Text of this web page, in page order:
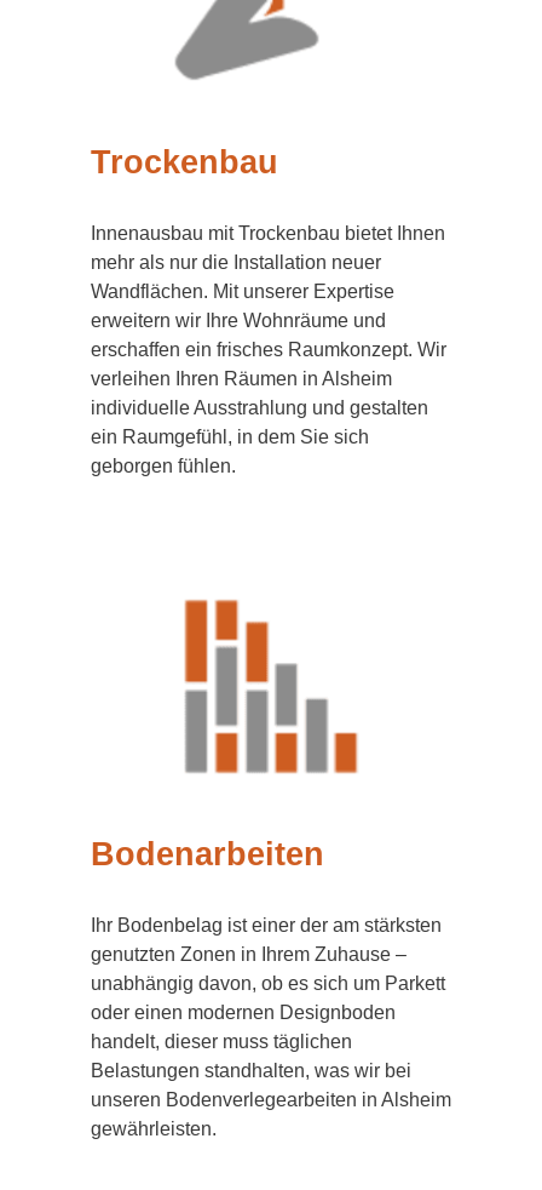
Trockenbau
Innenausbau mit Trockenbau bietet Ihnen
mehr als nur die Installation neuer
Wandflächen. Mit unserer Expertise
erweitern wir Ihre Wohnräume und
erschaffen ein frisches Raumkonzept. Wir
verleihen Ihren Räumen in Alsheim
individuelle Ausstrahlung und gestalten
ein Raumgefühl, in dem Sie sich
geborgen fühlen.
Bodenarbeiten
Ihr Bodenbelag ist einer der am stärksten
genutzten Zonen in Ihrem Zuhause –
unabhängig davon, ob es sich um Parkett
oder einen modernen Designboden
handelt, dieser muss täglichen
Belastungen standhalten, was wir bei
unseren Bodenverlegearbeiten in Alsheim
gewährleisten.